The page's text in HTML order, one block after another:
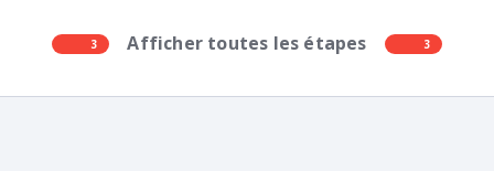
3 Afficher toutes les étapes 3
plus riches de la plaine du Forez grâce
inondations . À l’intersection suivante,